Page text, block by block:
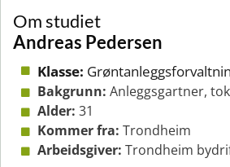
Om studiet
Andreas Pedersen
Klasse:
Bakgrunn: Anleggsgartner,
Alder: 31
Kommer fra: Trondheim
Arbeidsgiver: Trondheim